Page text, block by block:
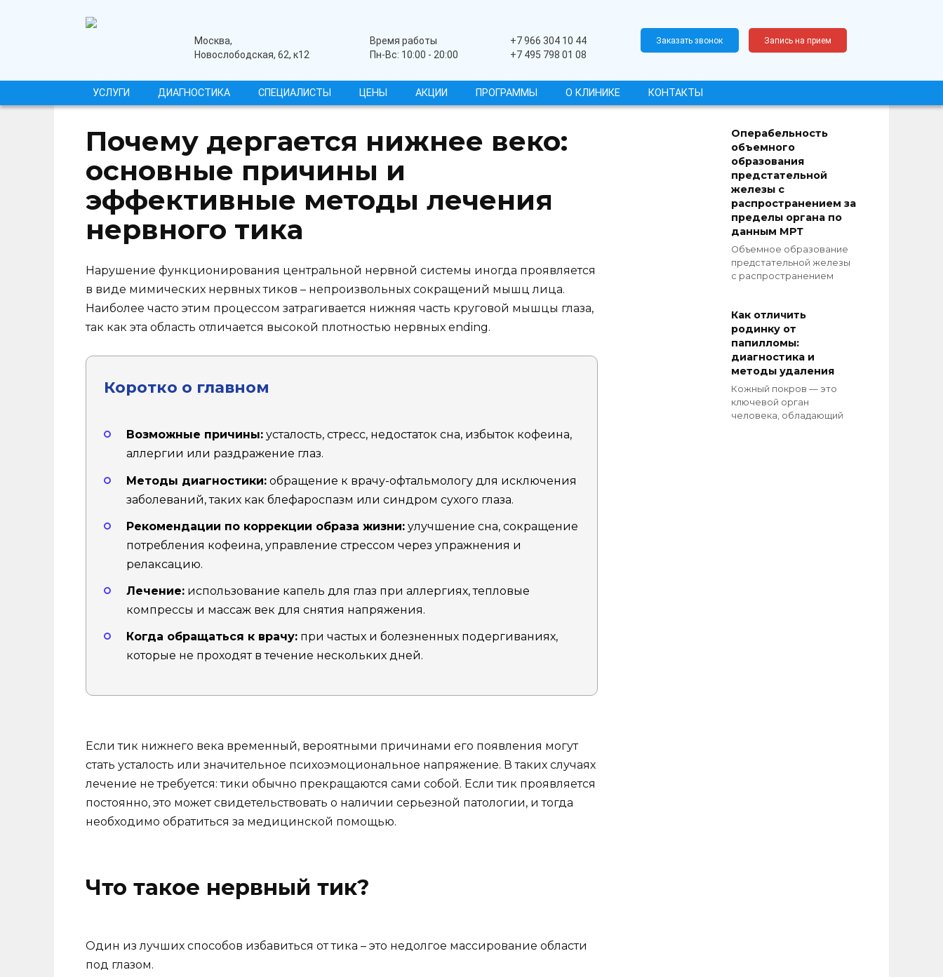
медицинский центрМосква,
Новослободская, 62, к12
Время работы
Пн-Вс: 10:00 - 20:00
+7 966 304 10 44
+7 495 798 01 08
Заказать звонок Запись на прием
УСЛУГИ ДИАГНОСТИКА СПЕЦИАЛИСТЫ ЦЕНЫ АКЦИИ ПРОГРАММЫ О КЛИНИКЕ КОНТАКТЫ
Почему дергается нижнее веко:
основные причины и
эффективные методы лечения
нервного тика
Нарушение функционирования центральной нервной системы иногда проявляется
в виде мимических нервных тиков – непроизвольных сокращений мышц лица.
Наиболее часто этим процессом затрагивается нижняя часть круговой мышцы глаза,
так как эта область отличается высокой плотностью нервных ending.
Коротко о главном
Возможные причины: усталость, стресс, недостаток сна, избыток кофеина,
аллергии или раздражение глаз.
Методы диагностики: обращение к врачу-офтальмологу для исключения
заболеваний, таких как блефароспазм или синдром сухого глаза.
Рекомендации по коррекции образа жизни: улучшение сна, сокращение
потребления кофеина, управление стрессом через упражнения и
релаксацию.
Лечение: использование капель для глаз при аллергиях, тепловые
компрессы и массаж век для снятия напряжения.
Когда обращаться к врачу: при частых и болезненных подергиваниях,
которые не проходят в течение нескольких дней.
Если тик нижнего века временный, вероятными причинами его появления могут
стать усталость или значительное психоэмоциональное напряжение. В таких случаях
лечение не требуется: тики обычно прекращаются сами собой. Если тик проявляется
постоянно, это может свидетельствовать о наличии серьезной патологии, и тогда
необходимо обратиться за медицинской помощью.
Что такое нервный тик?
Один из лучших способов избавиться от тика – это недолгое массирование области
под глазом.
Операбельность
объемного
образования
предстательной
железы с
распространением за
пределы органа по
данным МРТ
Объемное образование
предстательной железы
с распространением
Как отличить
родинку от
папилломы:
диагностика и
методы удаления
Кожный покров — это
ключевой орган
человека, обладающий